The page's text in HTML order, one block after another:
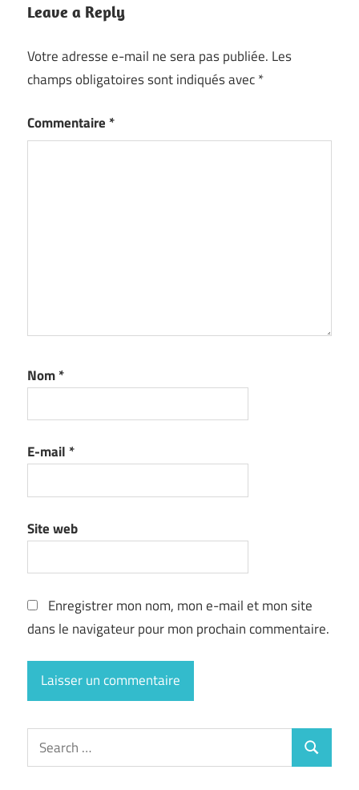
Leave a Reply
Votre adresse e-mail ne sera pas publiée. Les
champs obligatoires sont indiqués avec*
Commentaire *
Nom*
E-mail *
Site web
Enregistrer mon nom, mon e-mail et mon site
dans le navigateur pour mon prochain commentaire.
Search
for:
Search